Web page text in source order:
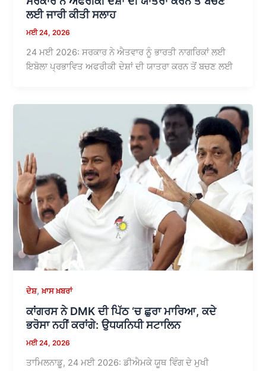
ਲਈ ਜਾਰੀ ਕੀਤੀ ਸਲਾਹ
ਮਈ 24, 2026
24 ਮਈ 2026: ਸਰਕਾਰ ਨੇ ਐਤਵਾਰ ਨੂੰ ਭਾਰਤੀ ਨਾਗਰਿਕਾਂ ਲਈ
ਇਬੋਲਾ ਪ੍ਰਭਾਵਿਤ ਅਫਰੀਕੀ ਦੇਸ਼ਾਂ ਦੀ ਯਾਤਰਾ ਕਰਨ ਤੋਂ ਬਚਣ ਲਈ
ਦੇਸ਼,ਖ਼ਾਸ ਖ਼ਬਰਾਂ
ਕਾਂਗਰਸ ਨੇ DMK ਦੀ ਪਿੱਠ ‘ਚ ਛੁਰਾ ਮਾਰਿਆ, ਕਦੇ
ਭਰੋਸਾ ਨਹੀਂ ਕਰਾਂਗੇ: ਉਧਯਨਿਧੀ ਸਟਾਲਿਨ
ਮਈ 24, 2026
ਤਾਮਿਲਨਾਡੂ, 24 ਮਈ 2026: ਡੀਐਮਕੇ ਯੂਥ ਵਿੰਗ ਦੇ ਮੁਖੀ